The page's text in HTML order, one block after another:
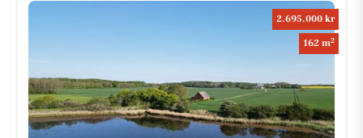
2.695.000 kr
162 m2